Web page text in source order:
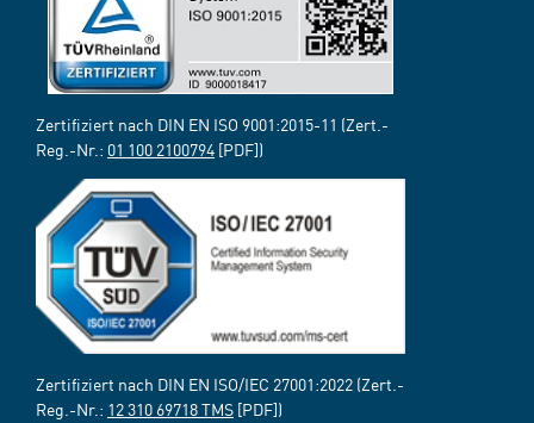
Zertifiziert nach DIN EN ISO 9001:2015-11 (Zert.-
Reg.-Nr.: 01 100 2100794 [PDF])
Zertifiziert nach DIN EN ISO/IEC 27001:2022 (Zert.-
Reg.-Nr.: 12 310 69718 TMS [PDF])